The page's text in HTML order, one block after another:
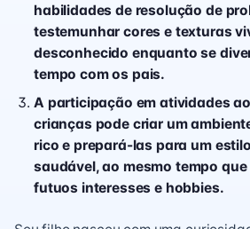
habilidades de resolução de
testemunhar cores e texturas
desconhecido enquanto se
tempo com os pais.
A participação em atividades
crianças pode criar um
rico e prepará-las para um
saudável, ao mesmo tempo
futuos interesses e hobbies.